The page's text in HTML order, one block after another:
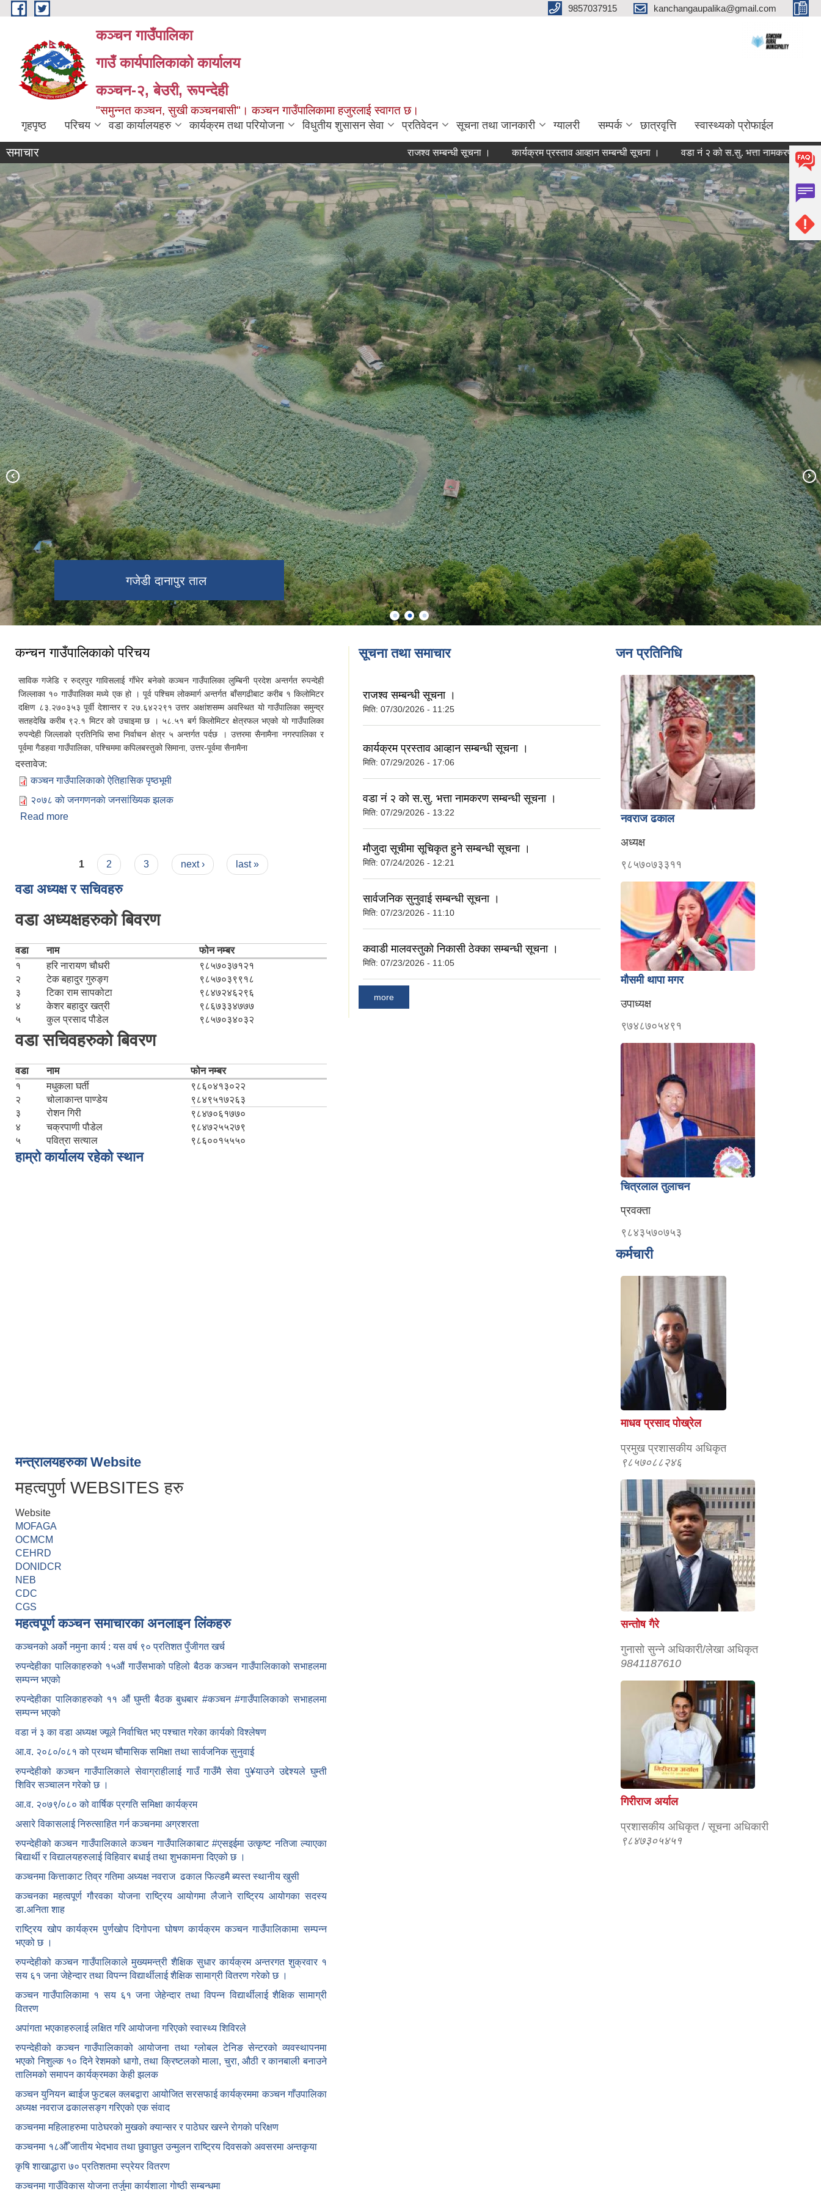
Skip to main content 9857037915 kanchangaupalika@gmail.com
कञ्चन गाउँपालिका
गाउँ कार्यपालिकाको कार्यालय
कञ्‍चन-२, बेउरी, रूपन्देही
"समुन्‍नत कञ्‍चन, सुखी कञ्‍चनबासी"। कञ्चन गाउँपालिकामा हजुरलाई स्वागत छ।
गृहपृष्ठ परिचय वडा कार्यालयहरु कार्यक्रम तथा परियोजना विधुतीय शुसासन सेवा प्रतिवेदन सूचना तथा जानकारी ग्यालरी सम्पर्क छात्रवृत्ति स्वास्थ्यको प्रोफाईल
समाचार राजश्व सम्बन्धी सूचना । कार्यक्रम प्रस्ताव आव्हान सम्बन्धी सूचना । वडा नं २ को स.सु. भत्ता नामकरण सम्बन्धी सूचना ।
कञ्‍चन गाउँपालिका प्रशासकीय भवन
गजेडी दानापुर ताल
कर्मा टसी छु लिङ गुम्बा
कन्चन गाउँपालिकाको परिचय
साविक गजेडि र रुद्रपुर गाविसलाई गाँभेर बनेको कञ्चन गाउँपालिका लुम्बिनी प्रदेश अन्तर्गत रुपन्देही
जिल्लाका १० गाउँपालिका मध्ये एक हो । पूर्व पश्चिम लोकमार्ग अन्तर्गत बाँसगढीबाट करीब १ किलोमिटर
दक्षिण ८३.२७०३५३ पूर्वी देशान्तर र २७.६४२२९१ उत्तर अक्षांशसम्म अवस्थित यो गाउँपालिका समुन्द्र
सतहदेखि करीब ९२.१ मिटर को उचाइमा छ । ५८.५१ बर्ग किलोमिटर क्षेत्रफल भएको यो गाउँपालिका
रुपन्देही जिल्लाको प्रतिनिधि सभा निर्वाचन क्षेत्र ५ अन्तर्गत पर्दछ । उत्तरमा सैनामैना नगरपालिका र
पूर्वमा गैडहवा गाउँपालिका, पश्चिममा कपिलबस्तुको सिमाना, उत्तर-पूर्वमा सैनामैना
दस्तावेज:
कञ्चन गाउँपालिकाको ऐतिहासिक पृष्ठभूमी
२०७८ काे जनगणनकाे जनसांख्यिक झलक
Read more
1 2 3 next › last »
वडा अध्यक्ष र सचिवहरु
वडा अध्यक्षहरुको बिवरण
वडा नाम
फोन नम्बर
१
हरि नारायण चौधरी
९८५७०३७१२१
२
टेक बहादुर गुरुङ्ग
९८५७०३९९१८
३
टिका राम सापकोटा
९८४७२४६२९६
४
केशर बहादुर खत्री
९८६७३३४७७७
५
कुल प्रसाद पौडेल ९८५७०३४०३२
वडा सचिवहरुको बिवरण
वडा नाम
फोन नम्बर
१
मधुकला घर्ती
९८६०४१३०२२
२
चोलाकान्त पाण्डेय
९८४९५१७२६३
३
रोशन गिरी
९८४७०६१७७०
४
चक्रपाणी पौडेल
९८४७२५५२७९
५
पवित्रा सत्याल ९८६००१५५५०
हाम्रो कार्यालय रहेको स्थान
मन्त्रालयहरुका Website
महत्वपुर्ण WEBSITES हरु
Website
MOFAGA
OCMCM
CEHRD
DONIDCR
NEB
CDC
CGS
महत्वपूर्ण कञ्चन समाचारका अनलाइन लिंकहरु
कञ्चनको अर्को नमुना कार्य : यस वर्ष ९० प्रतिशत पुँजीगत खर्च
रुपन्देहीका पालिकाहरुको १५औं गाउँसभाको पहिलो बैठक कञ्चन गाउँपालिकाको सभाहलमा
सम्पन्न भएको
रुपन्देहीका पालिकाहरुको ११ औं घुम्ती बैठक बुधबार #कञ्चन #गाउँपालिकाको सभाहलमा
सम्पन्न भएको
वडा नं ३ का वडा अध्यक्ष ज्यूले निर्वाचित भए पश्चात गरेका कार्यको विश्लेषण
आ.व. २०८०/०८१ को प्रथम चौमासिक समिक्षा तथा सार्वजनिक सुनुवाई
रुपन्देहीको कञ्चन गाउँपालिकाले सेवाग्राहीलाई गाउँ गाउँमै सेवा पु¥याउने उद्देश्यले घुम्ती
शिविर सञ्चालन गरेको छ ।
आ.व. २०७९/०८० को वार्षिक प्रगति समिक्षा कार्यक्रम
असारे विकासलाई निरुत्साहित गर्न कञ्चनमा अग्रशरता
रुपन्देहीको कञ्चन गाउँपालिकाले कञ्चन गाउँपालिकाबाट #एसइईमा उत्कृष्ट नतिजा ल्याएका
बिद्यार्थी र विद्यालयहरुलाई विहिवार बधाई तथा शुभकामना दिएको छ ।
कञ्चनमा कित्ताकाट तिव्र गतिमा अध्यक्ष नवराज ढकाल फिल्डमै ब्यस्त स्थानीय खुसी
कञ्चनका महत्वपूर्ण गौरवका योजना राष्ट्रिय आयोगमा लैजाने राष्ट्रिय आयोगका सदस्य
डा.अनिता शाह
राष्ट्रिय खोप कार्यक्रम पुर्णखोप दिगोपना घोषण कार्यक्रम कञ्‍चन गाउँपालिकामा सम्पन्न
भएको छ ।
रुपन्देहीको कञ्चन गाउँपालिकाले मुख्यमन्त्री शैक्षिक सुधार कार्यक्रम अन्तरगत शुक्रवार १
सय ६१ जना जेहेन्दार तथा विपन्न विद्यार्थीलाई शैक्षिक सामाग्री वितरण गरेको छ ।
कञ्चन गाउँपालिकामा १ सय ६१ जना जेहेन्दार तथा विपन्न विद्यार्थीलाई शैक्षिक सामाग्री
वितरण
अपांगता भएकाहरुलाई लक्षित गरि आयोजना गरिएको स्वास्थ्य शिविरले
रुपन्देहीको कञ्चन गाउँपालिकाको आयोजना तथा ग्लोबल टेनिङ सेन्टरको व्यवस्थापनमा
भएको निशुल्क १० दिने रेशमको धागो, तथा क्रिष्टलको माला, चुरा, औठी र कानबाली बनाउने
तालिमको समापन कार्यक्रमका केही झलक
कञ्चन युनियन ब्वाईज फुटबल क्लबद्वारा आयोजित सरसफाई कार्यक्रममा कञ्चन गाँउपालिका
अध्यक्ष नवराज ढकालसङ्ग गरिएको एक संवाद
कञ्‍चनमा महिलाहरुमा पाठेघरको मुखकाे क्यान्सर र पाठेघर खस्‍ने राेगकाे परिक्षण
कञ्‍चनमा १८औँ जातीय भेदभाव तथा छुवाछुत उन्मुलन राष्ट्रिय दिवसकाे अवसरमा अन्तकृया
कृषि शाखाद्धारा ७० प्रतिशतमा स्प्रेयर वितरण
कञ्‍चनमा गाउँविकास याेजना तर्जुमा कार्यशाला गाेष्ठी सम्बन्धमा
सूचना तथा समाचार
राजश्व सम्बन्धी सूचना ।
मिति: 07/30/2026 - 11:25
कार्यक्रम प्रस्ताव आव्हान सम्बन्धी सूचना ।
मिति: 07/29/2026 - 17:06
वडा नं २ को स.सु. भत्ता नामकरण सम्बन्धी सूचना ।
मिति: 07/29/2026 - 13:22
मौजुदा सूचीमा सूचिकृत हुने सम्बन्धी सूचना ।
मिति: 07/24/2026 - 12:21
सार्वजनिक सुनुवाई सम्बन्धी सूचना ।
मिति: 07/23/2026 - 11:10
कवाडी मालवस्तुको निकासी ठेक्का सम्बन्धी सूचना ।
मिति: 07/23/2026 - 11:05
more
जन प्रतिनिधि
नवराज ढकाल
अध्यक्ष
९८५७०७३३११
मौसमी थापा मगर
उपाध्यक्ष
९७४८७०५४९१
चित्रलाल तुलाचन
प्रवक्ता
९८४३५७०७५३
कर्मचारी
माधव प्रसाद पोख्रेल
प्रमुख प्रशासकीय अधिकृत
९८५७०८८२४६
सन्तोष गैरे
गुनासाे सुन्‍ने अधिकारी/लेखा अधिकृत
9841187610
गिरीराज अर्याल
प्रशासकीय अधिकृत / सूचना अधिकारी
९८४७३०५४५१